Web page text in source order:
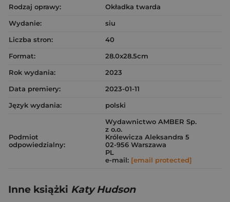
Rodzaj oprawy:
Okładka twarda
Wydanie:
siu
Liczba stron:
40
Format:
28.0x28.5cm
Rok wydania:
2023
Data premiery:
2023-01-11
Język wydania:
polski
Podmiot
odpowiedzialny:
Wydawnictwo AMBER Sp.
z o.o.
Królewicza Aleksandra 5
02-956 Warszawa
PL
e-mail: [email protected]
Inne książki Katy Hudson